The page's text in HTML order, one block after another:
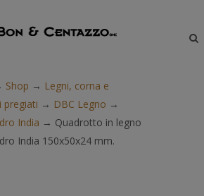
Shop → Legni, corna e
pregiati → DBC Legno →
India → Quadrotto in legno
India 150x50x24 mm.